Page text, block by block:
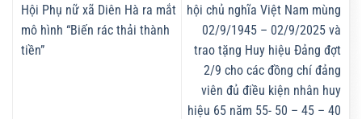
Hội Phụ nữ xã Diên Hà ra mắt
mô hình “Biến rác thải thành
tiền”
hội chủ nghĩa Việt Nam mùng
02/9/1945 – 02/9/2025 và
trao tặng Huy hiệu Đảng đợt
2/9 cho các đồng chí đảng
viên đủ điều kiện nhân huy
hiệu 65 năm 55- 50 – 45 – 40